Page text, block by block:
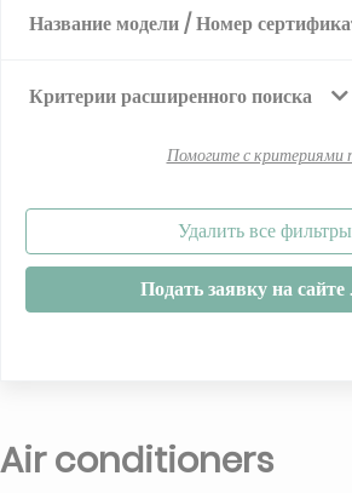
Название модели / Номер
Критерии расширенного поиска
Помогите с критериями
Удалить все фильтры
Подать заявку на сайте
Air conditioners